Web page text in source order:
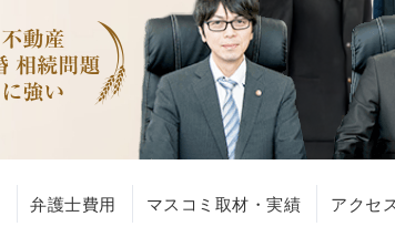
弁護士費用 マスコミ取材・実績 アクセ